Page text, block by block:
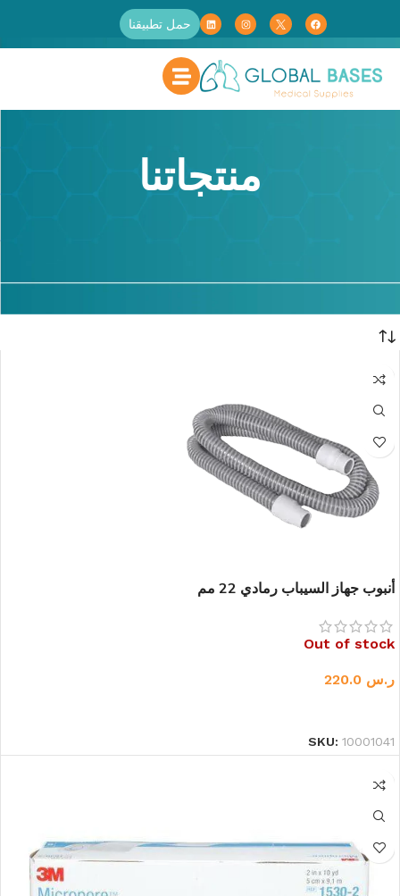
حمل تطبيقنا
منتجاتنا
أنبوب جهاز السيباب رمادي 22 مم
Out of stock
ر.س 220.0
SKU: 10001041